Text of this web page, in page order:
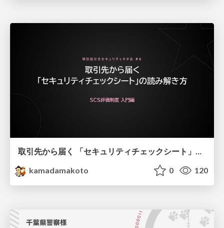
取引先から届く 「セキュリティチェックシート」の読み解き方
kamadamakoto
0 120